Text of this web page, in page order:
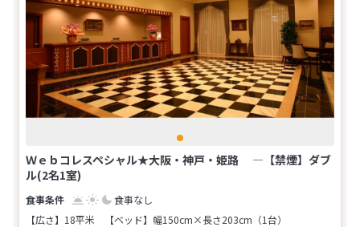
Ｗｅｂコレスペシャル★大阪・神戸・姫路 ―【禁煙】ダブ
ル(2名1室)
食事なし
【広さ】18平米
【ベッド】幅150cm×長さ203cm（1台）